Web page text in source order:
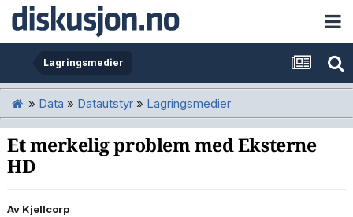
Lagringsmedier
» Data » Datautstyr » Lagringsmedier
Et merkelig problem med Eksterne
HD
Av Kjellcorp